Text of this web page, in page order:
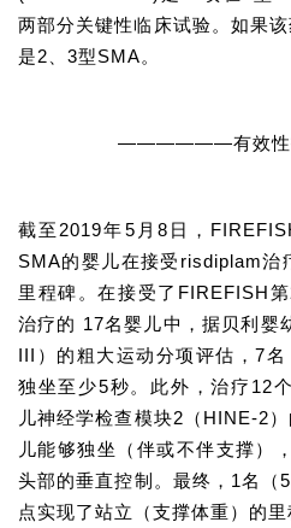
精
B
D
投
融
资
平
台
药
时
代
登录
两部分关键性临床试验。如果
是2、3型SMA。
——————有效
截至2019年5月8日，
SMA的婴儿在接受risdiplam治
里程碑。在接受了FIREFISH
治疗的 17名婴儿中，据贝利婴
III）的粗大运动分项评估，7
独坐至少5秒。此外，治疗12
儿神经学检查模块2（HINE-2
儿能够独坐（伴或不伴支撑）
头部的垂直控制。最终，1名（
点实现了站立（支撑体重）的里